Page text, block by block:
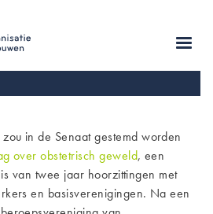
in de Senaat gestemd worden
over obstetrisch geweld, een
van twee jaar hoorzittingen met
en basisverenigingen. Na een